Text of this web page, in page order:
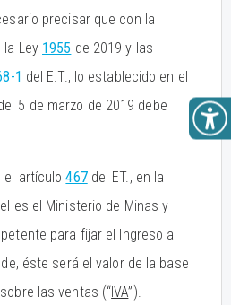
precisar que con la
la Ley 1955 de 2019 y las
1 del E.T., lo establecido en el
5 de marzo de 2019 debe
el artículo467del ET., en la
es el Ministerio de Minas y
para fijar el Ingreso al
éste será el valor de la base
las ventas (“IVA”).